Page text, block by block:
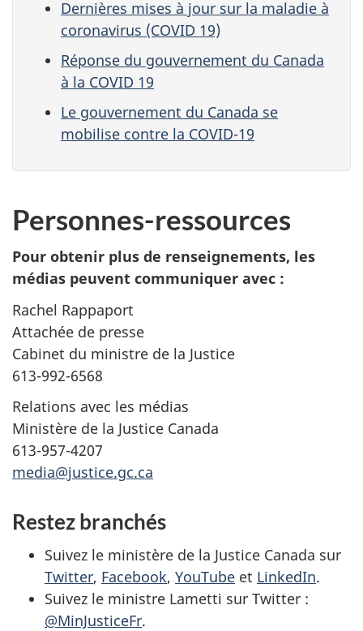
Dernières mises à jour sur la maladie à
coronavirus (COVID 19)
Réponse du gouvernement du Canada
à la COVID 19
Le gouvernement du Canada se
mobilise contre la COVID-19
Personnes-ressources
Pour obtenir plus de renseignements, les
médias peuvent communiquer avec :
Rachel Rappaport
Attachée de presse
Cabinet du ministre de la Justice
613-992-6568
Relations avec les médias
Ministère de la Justice Canada
613-957-4207
media@justice.gc.ca
Restez branchés
Suivez le ministère de la Justice Canada sur
Twitter, Facebook, YouTube et LinkedIn.
Suivez le ministre Lametti sur Twitter :
@MinJusticeFr.